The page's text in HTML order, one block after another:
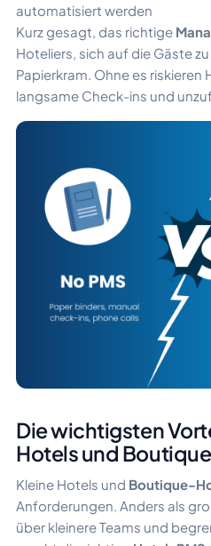
automatisiert werden
Kurz gesagt, das richtige
Hoteliers, sich auf die Gäste
Papierkram. Ohne es
langsame Check-ins und
Die wichtigsten
Hotels und
Kleine Hotels und Boutique-
Anforderungen. Anders als
über kleinere Teams und